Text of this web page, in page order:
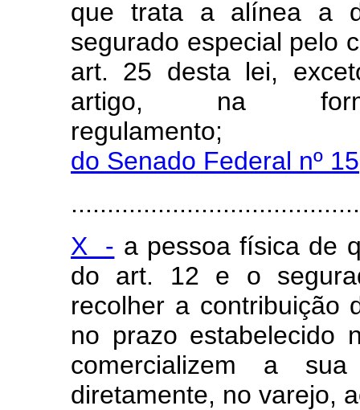
que trata a alínea a
segurado especial pelo
art. 25 desta lei,
artigo, na
do Senado Federal nº
X - a pessoa física de
do art. 12 e o
recolher a contribuição
no prazo estabelecido
comercializem a
diretamente, no varejo,